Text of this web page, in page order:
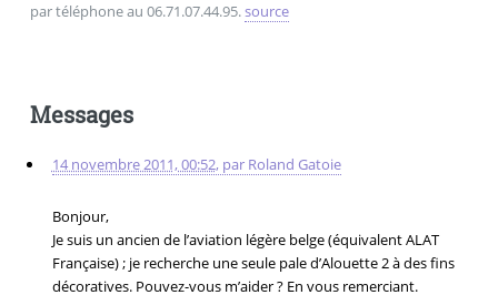
par téléphone au 06.71.07.44.95.source
Messages
14 novembre 2011, 00:52, par Roland Gatoie
Bonjour,
Je suis un ancien de l’aviation légère belge (équivalent ALAT
Française) ; je recherche une seule pale d’Alouette 2 à des fins
décoratives. Pouvez-vous m’aider ? En vous remerciant.